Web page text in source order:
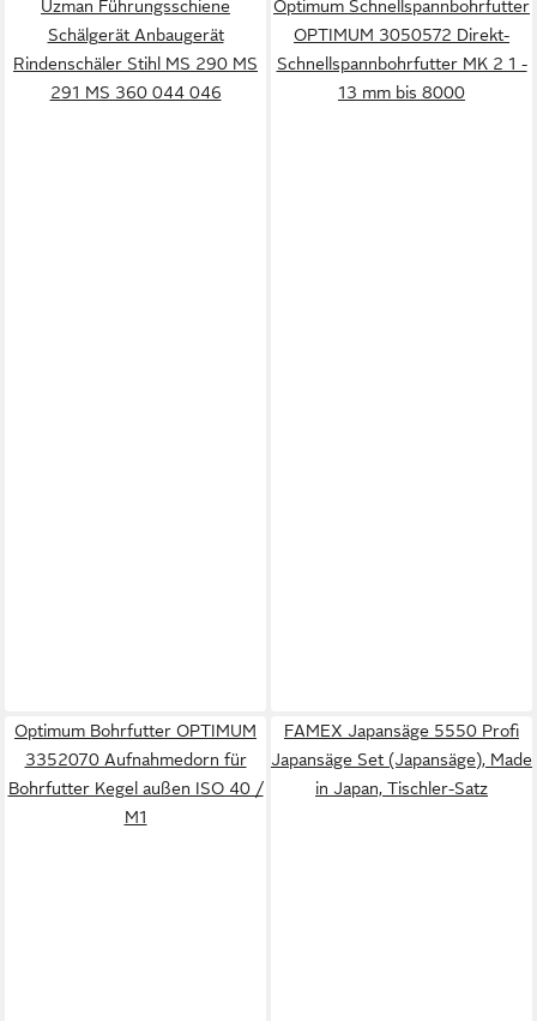
Uzman Führungsschiene
Schälgerät Anbaugerät
Rindenschäler Stihl MS 290 MS
291 MS 360 044 046
Optimum Schnellspannbohrfutter
OPTIMUM 3050572 Direkt-
Schnellspannbohrfutter MK 2 1 -
13 mm bis 8000
Optimum Bohrfutter OPTIMUM
3352070 Aufnahmedorn für
Bohrfutter Kegel außen ISO 40 /
M1
FAMEX Japansäge 5550 Profi
Japansäge Set (Japansäge), Made
in Japan, Tischler-Satz